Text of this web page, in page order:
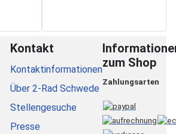
Kontakt
Kontaktinformationen
Über 2-Rad Schwede
Stellengesuche
Presse
zum Shop
Zahlungsarten